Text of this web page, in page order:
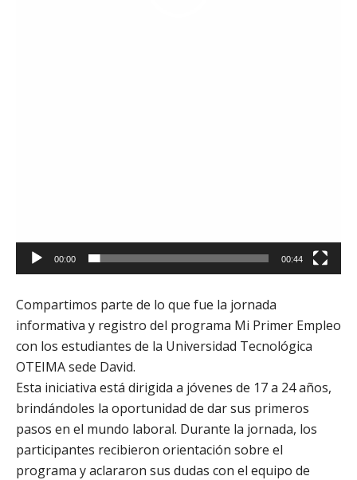
00:00 00:44
Compartimos parte de lo que fue la jornada
informativa y registro del programa Mi Primer Empleo
con los estudiantes de la Universidad Tecnológica
OTEIMA sede David.
Esta iniciativa está dirigida a jóvenes de 17 a 24 años,
brindándoles la oportunidad de dar sus primeros
pasos en el mundo laboral. Durante la jornada, los
participantes recibieron orientación sobre el
programa y aclararon sus dudas con el equipo de